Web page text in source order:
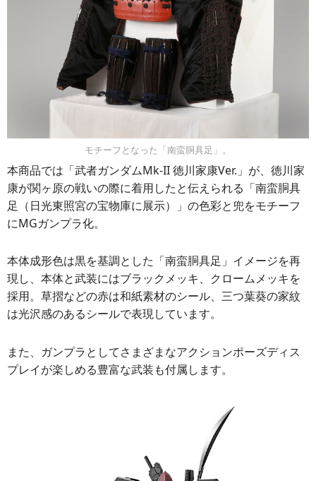
モチーフとなった「南蛮胴具足」。
本商品では「武者ガンダムMk-II 徳川家康Ver.」が、徳川家
康が関ヶ原の戦いの際に着用したと伝えられる「南蛮胴具
足（日光東照宮の宝物庫に展示）」の色彩と兜をモチーフ
にMGガンプラ化。
本体成形色は黒を基調とした「南蛮胴具足」イメージを再
現し、本体と武装にはブラックメッキ、クロームメッキを
採用。草摺などの赤は和紙素材のシール、三つ葉葵の家紋
は光沢感のあるシールで表現しています。
また、ガンプラとしてさまざまなアクションポーズディス
プレイが楽しめる豊富な武装も付属します。